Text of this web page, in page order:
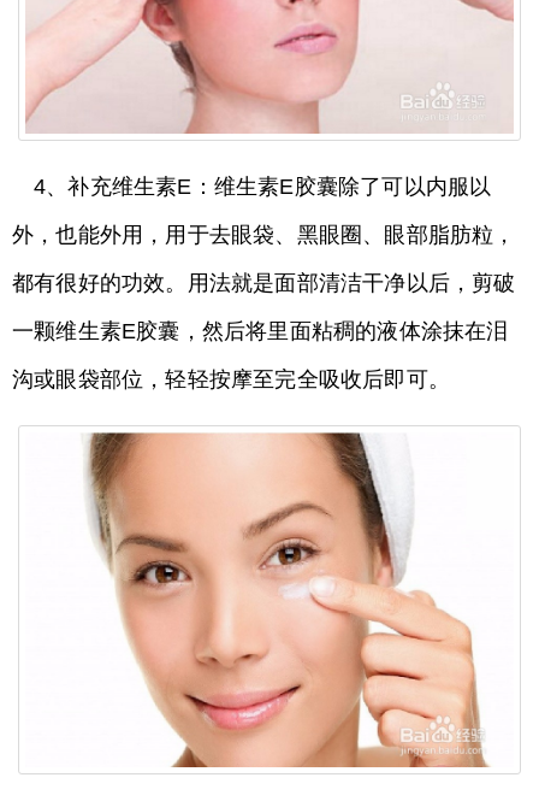
4、补充维生素E：维生素E胶囊除了可以内服以
外，也能外用，用于去眼袋、黑眼圈、眼部脂肪粒，
都有很好的功效。用法就是面部清洁干净以后，剪破
一颗维生素E胶囊，然后将里面粘稠的液体涂抹在泪
沟或眼袋部位，轻轻按摩至完全吸收后即可。